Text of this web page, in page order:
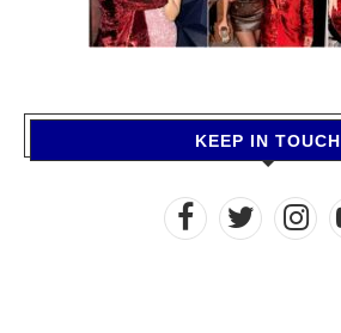
KEEP IN TOUCH